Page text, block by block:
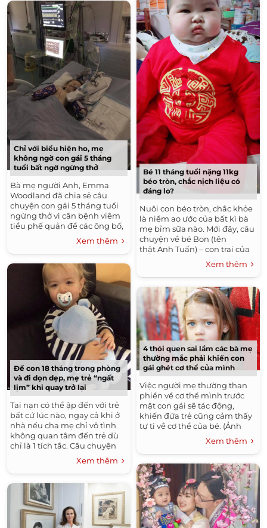
Chỉ với biểu hiện ho, mẹ
không ngờ con gái 5 tháng
tuổi bất ngờ ngừng thở
Bà mẹ người Anh, Emma
Woodland đã chia sẻ câu
chuyện con gái 5 tháng tuổi
ngừng thở vì căn bệnh viêm
tiểu phế quản để các ông bố,
bà mẹ cảnh giác hơn với căn
bệnh nguy hiểm này. Chị...
Xem thêm
Để con 18 tháng trong phòng
và đi dọn dẹp, mẹ trẻ “ngất
lịm” khi quay trở lại
Tai nạn có thể ập đến với trẻ
bất cứ lúc nào, ngay cả khi ở
nhà nếu cha mẹ chỉ vô tình
không quan tâm đến trẻ dù
chỉ là 1 tích tắc. Câu chuyện
về bé trai 18 tháng tuổi tử
Xem thêm
Bé 11 tháng tuổi nặng 11kg
béo tròn, chắc nịch liệu có
đáng lo?
Nuôi con béo tròn, chắc khỏe
là niềm ao ước của bất kì bà
mẹ bỉm sữa nào. Mới đây, câu
chuyện về bé Bon (tên
thật Anh Tuấn) – con trai của
chị Ngọc Hà (28 tuổi, Từ Liêm,
Xem thêm
4 thói quen sai lầm các bà mẹ
thường mắc phải khiến con
gái ghét cơ thể của mình
Việc người mẹ thường than
phiền về cơ thể mình trước
mặt con gái sẽ tác động,
khiến đứa trẻ cũng cảm thấy
tự ti về cơ thể của bé. (Ảnh
minh họa) Theo Hiệp hội Rối
Xem thêm